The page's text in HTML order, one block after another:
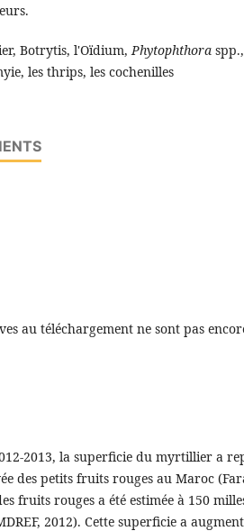
Botrytis, l'Oïdium,Phytophthora
les thrips, les cochenilles
au téléchargement ne sont pas
2013, la superficie du myrtillier a
des petits fruits rouges au Maroc
fruits rouges a été estimée à 150
2012). Cette superficie a